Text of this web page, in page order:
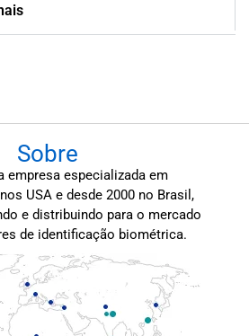
Sobre
empresa especializada em
USA e desde 2000 no Brasil,
e distribuindo para o mercado
de identificação biométrica.